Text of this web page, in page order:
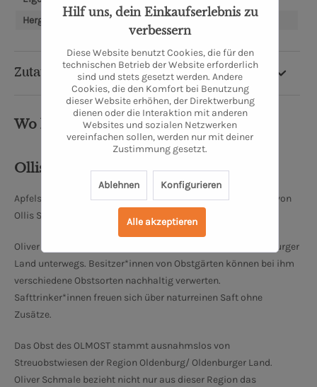
Hergestellt in:
Oldenburg
Zutaten & Nährwerte
Wo kommt's her?
Ollis Saftladen
Apfelsaft von Oldenburger Streuobstwiesen frisch gepresst von
Ollis Saftladen.
Oliver Schmale ist mit seiner Mobilen Saftpresse im Oldenburger
Land unterwegs. Besitzer*innen von Obstgärten können bei ihm
verschiedene Obstsorten nachhaltig verwerten.
Safttrinker*innen freuen sich über naturreinen Saft ohne
Zusätze.
Das Obst des OLMOST stammt ausnahmslos von
Streuobstwiesen der Region Oldenburg/ Oldenburger Land.
Oliver Schmale bezieht nicht nur aus dieser Region das
Hilf uns, dein Einkaufserlebnis zu
verbessern
Diese Website benutzt Cookies, die für den
technischen Betrieb der Website erforderlich
sind und stets gesetzt werden. Andere
Cookies, die den Komfort bei Benutzung
dieser Website erhöhen, der Direktwerbung
dienen oder die Interaktion mit anderen
Websites und sozialen Netzwerken
vereinfachen sollen, werden nur mit deiner
Zustimmung gesetzt.
Ablehnen Konfigurieren
Alle akzeptieren